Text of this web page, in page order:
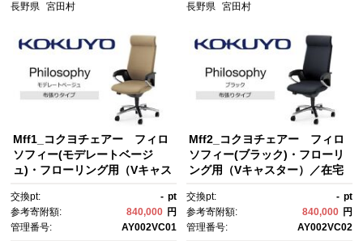
長野県
宮田村
長野県 宮田村
Mff1_コクヨチェアー フィロ
ソフィー(モデレートベージ
ュ)・フローリング用（Vキャス
クにお勧めの椅子
交換pt: - pt
参考寄附額:
840,000 円
管理番号:
AY002VC01
Mff2_コクヨチェアー フィロ
ソフィー(ブラック)・フローリ
ング用（Vキャスター）／在宅
椅子
交換pt: - pt
参考寄附額:
840,000 円
管理番号:
AY002VC02